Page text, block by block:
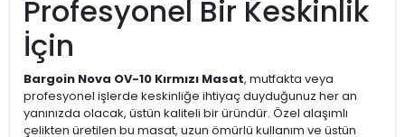
Profesyonel Bir Keskinlik
İçin
Bargoin Nova OV-10 Kırmızı Masat, mutfakta veya
profesyonel işlerde keskinliğe ihtiyaç duyduğunuz her an
yanınızda olacak, üstün kaliteli bir üründür. Özel alaşımlı
çelikten üretilen bu masat, uzun ömürlü kullanım ve üstün